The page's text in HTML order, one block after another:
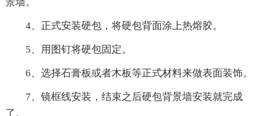
4、正式安装硬包，将硬包背面涂上热熔胶。
5、用图钉将硬包固定。
6、选择石膏板或者木板等正式材料来做表面装饰。
7、镜框线安装，结束之后硬包背景墙安装就完成
了。